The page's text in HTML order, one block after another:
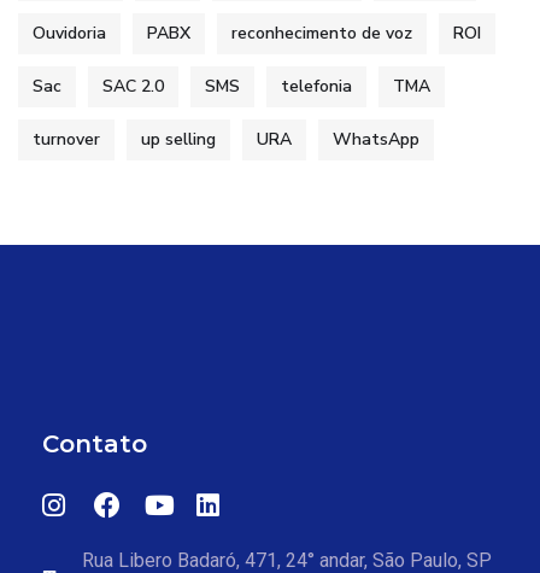
Ouvidoria PABX reconhecimento de voz ROI
Sac SAC 2.0 SMS telefonia TMA
turnover up selling URA WhatsApp
Contato
Rua Libero Badaró, 471, 24° andar, São Paulo, SP